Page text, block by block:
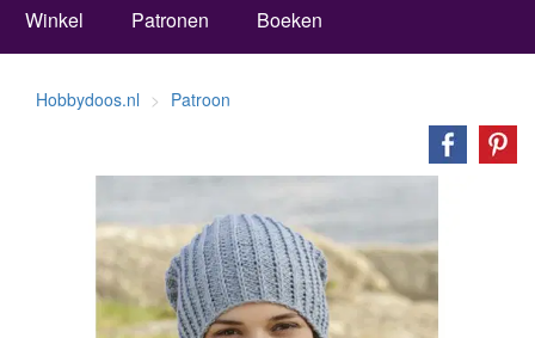
Winkel Patronen Boeken
Hobbydoos.nl Patroon